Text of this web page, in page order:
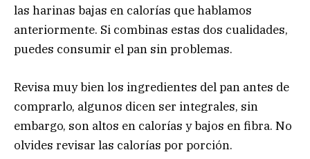
las harinas bajas en calorías que hablamos
anteriormente. Si combinas estas dos cualidades,
puedes consumir el pan sin problemas.
Revisa muy bien los ingredientes del pan antes de
comprarlo, algunos dicen ser integrales, sin
embargo, son altos en calorías y bajos en fibra. No
olvides revisar las calorías por porción.